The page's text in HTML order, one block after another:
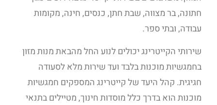
חתונה, בר מצווה, שבת חתן, כנסים, חינה, מקומות
עבודה, ובתי ספר.
שירותי הקייטרינג יכולים לנוע החל מהבאת מנות מזון
בחמגשיות מוכנות בלבד ועד שירות מלא לסעודה
חגיגית. קהל היעד של קייטרינג המספקים חמגשיות
מוכנות הוא בדרך כלל מוסדות חינוך, מטיילים בתנאי